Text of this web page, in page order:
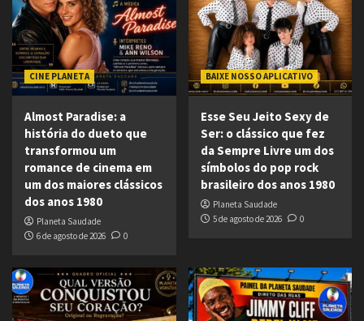
CINE PLANETA
Almost Paradise: a
história do dueto que
transformou um
romance de cinema em
um dos maiores clássicos
dos anos 1980
Planeta Saudade
6 de agosto de 2026
0
BAIXE NOSSO APLICATIVO
Esse Seu Jeito Sexy de
Ser: o clássico que fez
da Sempre Livre um dos
símbolos do pop rock
brasileiro dos anos 1980
Planeta Saudade
5 de agosto de 2026
0